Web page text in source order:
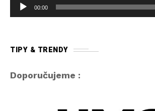
u
p
00:00
TIPY & TRENDY
Doporučujeme :